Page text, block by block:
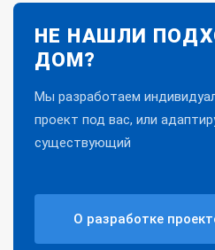
НЕ НАШЛИ
ДОМ?
Мы разработаем
проект под вас, или
существующий
О разработке